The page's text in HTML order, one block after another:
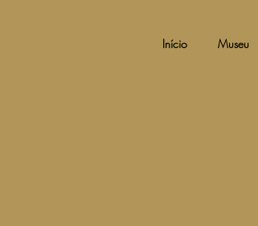
Início Museu